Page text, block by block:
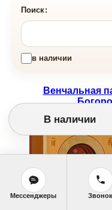
Поиск:
в наличии
Венчальная
В наличии
Мессенджеры Звонок